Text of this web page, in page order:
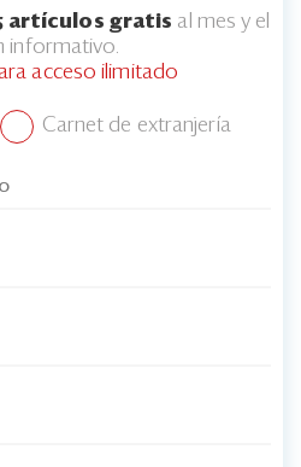
artículos gratis al mes y el
informativo.
acceso ilimitado
Carnet de extranjería